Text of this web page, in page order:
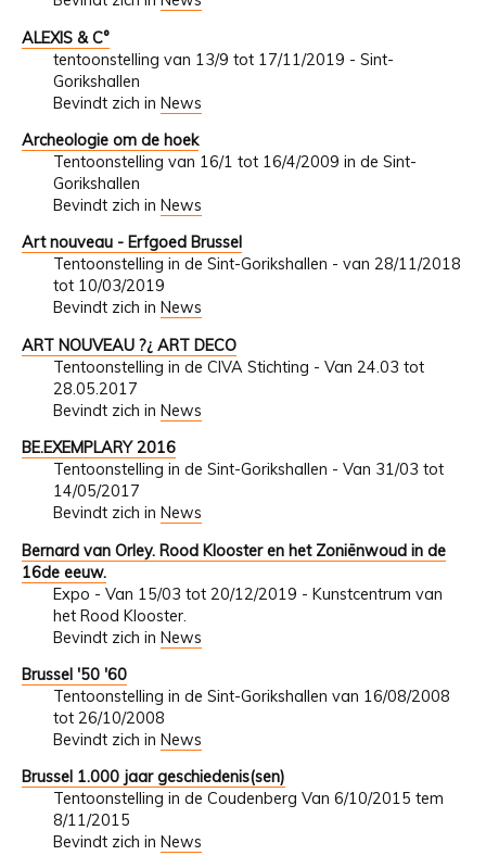
ALEXIS & C°
tentoonstelling van 13/9 tot 17/11/2019 - Sint-
Gorikshallen
Bevindt zich in News
Archeologie om de hoek
Tentoonstelling van 16/1 tot 16/4/2009 in de Sint-
Gorikshallen
Bevindt zich in News
Art nouveau - Erfgoed Brussel
Tentoonstelling in de Sint-Gorikshallen - van 28/11/2018
tot 10/03/2019
Bevindt zich in News
ART NOUVEAU ?¿ ART DECO
Tentoonstelling in de CIVA Stichting - Van 24.03 tot
28.05.2017
Bevindt zich in News
BE.EXEMPLARY 2016
Tentoonstelling in de Sint-Gorikshallen - Van 31/03 tot
14/05/2017
Bevindt zich in News
Bernard van Orley. Rood Klooster en het Zoniënwoud in de
16de eeuw.
Expo - Van 15/03 tot 20/12/2019 - Kunstcentrum van
het Rood Klooster.
Bevindt zich in News
Brussel '50 '60
Tentoonstelling in de Sint-Gorikshallen van 16/08/2008
tot 26/10/2008
Bevindt zich in News
Brussel 1.000 jaar geschiedenis(sen)
Tentoonstelling in de Coudenberg Van 6/10/2015 tem
8/11/2015
Bevindt zich in News